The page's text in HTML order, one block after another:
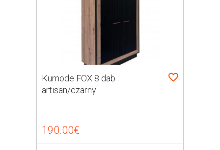
Kumode FOX 8 dab
artisan/czarny
190.00€